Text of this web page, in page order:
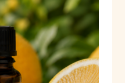
medzi
alebo